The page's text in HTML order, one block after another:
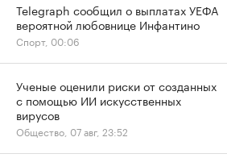
Telegraph сообщил о выплатах УЕФА
вероятной любовнице Инфантино
Спорт, 00:06
Ученые оценили риски от созданных
с помощью ИИ искусственных
вирусов
Общество, 07 авг, 23:52